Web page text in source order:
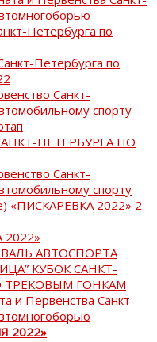
Петербурга по
Петербурга по
Санкт-
спорту
ПЕТЕРБУРГА ПО
Санкт-
спорту
«ПИСКАРЕВКА 2022» 2
АВТОСПОРТА
КУБОК САНКТ-
ТРЕКОВЫМ ГОНКАМ
и Первенства Санкт-
2022»